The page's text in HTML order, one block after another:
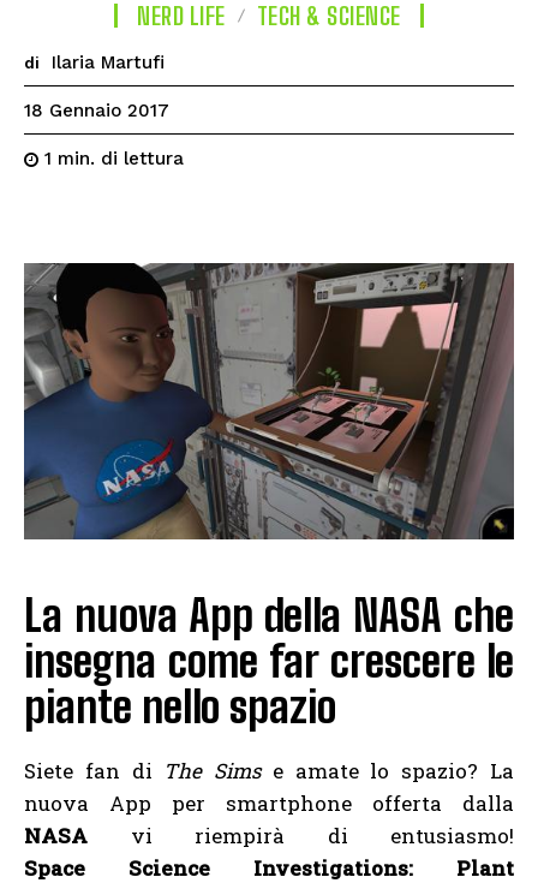
NERD LIFE TECH & SCIENCE
di Ilaria Martufi
18 Gennaio 2017
1 min. di lettura
La nuova App della NASA che
insegna come far crescere le
piante nello spazio
Siete fan di The Simse amate lo spazio? La
nuova App per smartphone offerta dalla
NASA vi riempirà di entusiasmo!
Space Science Investigations: Plant